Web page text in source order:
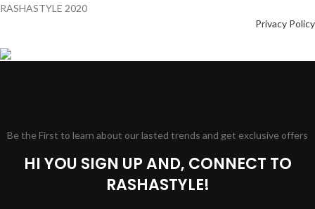
RASHASTYLE 2020
Privacy Policy
Be the First to learn about our lasted trends and get exclusive offers
HI YOU SIGN UP AND, CONNECT TO
RASHASTYLE!